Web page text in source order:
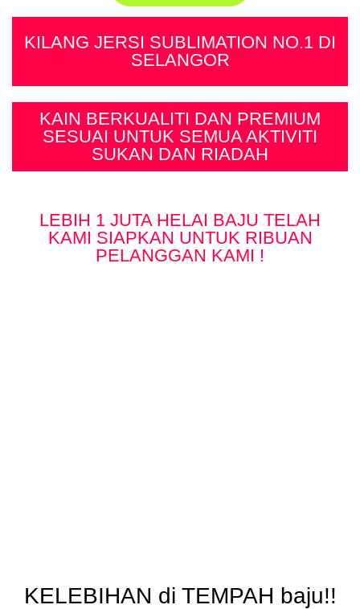
KILANG JERSI SUBLIMATION NO.1 DI
SELANGOR
KAIN BERKUALITI DAN PREMIUM
SESUAI UNTUK SEMUA AKTIVITI
SUKAN DAN RIADAH
LEBIH 1 JUTA HELAI BAJU TELAH
KAMI SIAPKAN UNTUK RIBUAN
PELANGGAN KAMI !
KELEBIHAN di TEMPAH baju!!